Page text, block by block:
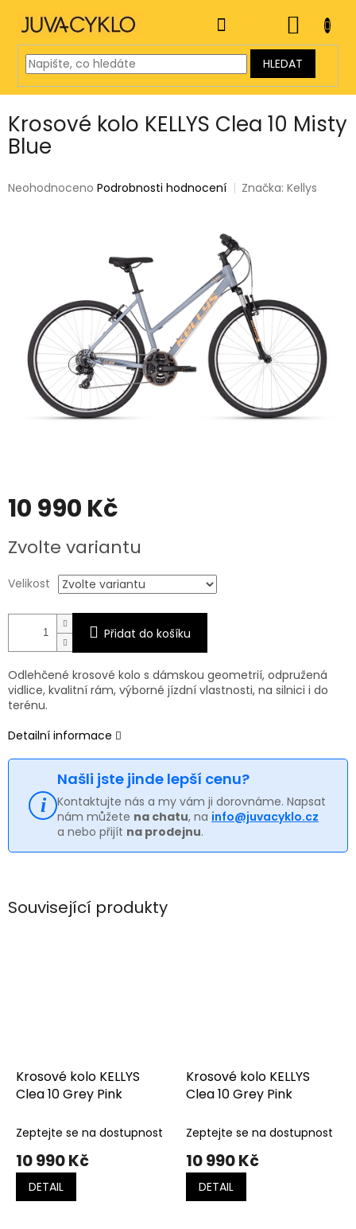
obsah
HLEDAT
KOŠÍK
Krosové kolo KELLYS Clea 10 Misty
Blue
Průměrné
Neohodnoceno Podrobnosti hodnocení Značka:Kellys
10 990 Kč
cena:
Zvolte variantu
Velikost
Přidat do košíku
Odlehčené krosové kolo s dámskou geometrií, odpružená
vidlice, kvalitní rám, výborné jízdní vlastnosti, na silnici i do
terénu.
Detailní informace
Našli jste jinde lepší cenu?
Kontaktujte nás a my vám ji dorovnáme. Napsat
nám můžete na chatu, na info@juvacyklo.cz
a nebo přijít na prodejnu.
Související produkty
Krosové kolo KELLYS
Clea 10 Grey Pink
Zeptejte se na dostupnost
10 990 Kč
DETAIL
Krosové kolo KELLYS
Clea 10 Grey Pink
Zeptejte se na dostupnost
10 990 Kč
DETAIL